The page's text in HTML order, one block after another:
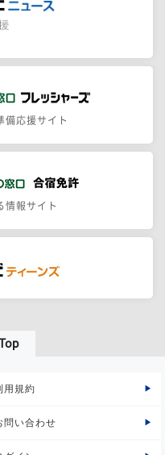
備応援サイト
情報サイト
用規約
問い合わせ